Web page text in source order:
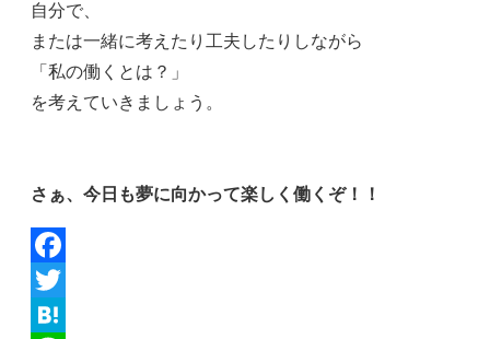
自分で、
または一緒に考えたり工夫したりしながら
「私の働くとは？」
を考えていきましょう。
さぁ、今日も夢に向かって楽しく働くぞ！！
Facebook
Twitter